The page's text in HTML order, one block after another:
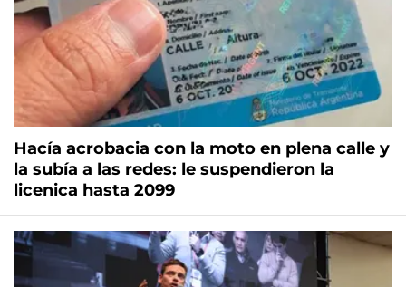
Hacía acrobacia con la moto en plena calle y
la subía a las redes: le suspendieron la
licenica hasta 2099